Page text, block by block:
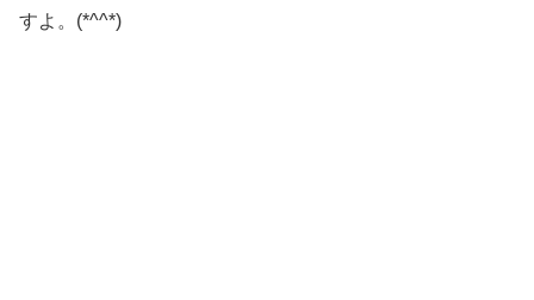
すよ。(*^^*)